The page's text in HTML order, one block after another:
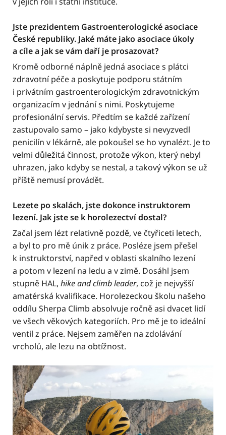
Jste prezidentem Gastroenterologické asociace
České republiky. Jaké máte jako asociace úkoly
a cíle a jak se vám daří je prosazovat?
Kromě odborné náplně jedná asociace s plátci
zdravotní péče a poskytuje podporu státním
i privátním gastroenterologickým zdravotnickým
organizacím v jednání s nimi. Poskytujeme
profesionální servis. Předtím se každé zařízení
zastupovalo samo – jako kdybyste si nevyzvedl
penicilín v lékárně, ale pokoušel se ho vynalézt. Je to
velmi důležitá činnost, protože výkon, který nebyl
uhrazen, jako kdyby se nestal, a takový výkon se už
příště nemusí provádět.
Lezete po skalách, jste dokonce instruktorem
lezení. Jak jste se k horolezectví dostal?
Začal jsem lézt relativně pozdě, ve čtyřiceti letech,
a byl to pro mě únik z práce. Posléze jsem přešel
k instruktorství, napřed v oblasti skalního lezení
a potom v lezení na ledu a v zimě. Dosáhl jsem
stupně HAL, hike and climb leader, což je nejvyšší
amatérská kvalifikace. Horolezeckou školu našeho
oddílu Sherpa Climb absolvuje ročně asi dvacet lidí
ve všech věkových kategoriích. Pro mě je to ideální
ventil z práce. Nejsem zaměřen na zdolávání
vrcholů, ale lezu na obtížnost.